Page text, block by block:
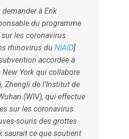
à Erik
du programme
les coronavirus
rhinovirus du NIAID]
accordée à
New York qui collabore
Zhengli de l’Institut de
(WIV), qui effectue
sur les coronavirus
souris des grottes
saurait ce que soutient